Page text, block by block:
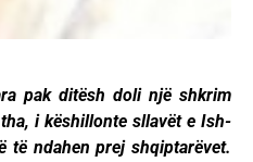
pak ditësh doli një shkrim
i këshillonte sllavët e Ish-
të ndahen prej shqiptarëvet.